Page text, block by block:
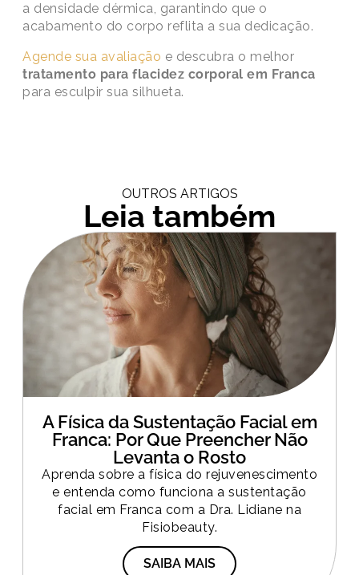
a densidade dérmica, garantindo que o
acabamento do corpo reflita a sua dedicação.
Agende sua avaliação e descubra o melhor
tratamento para flacidez corporal em Franca
para esculpir sua silhueta.
OUTROS ARTIGOS
Leia também
A Física da Sustentação Facial em
Franca: Por Que Preencher Não
Levanta o Rosto
Aprenda sobre a física do rejuvenescimento
e entenda como funciona a sustentação
facial em Franca com a Dra. Lidiane na
Fisiobeauty.
SAIBA MAIS